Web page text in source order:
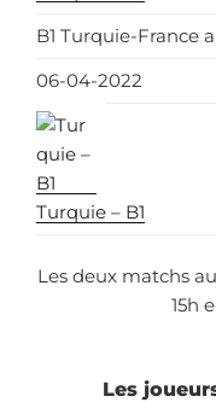
B1 Turquie-France
06-04-2022
Turquie – B1
Les deux matchs
15h
Les